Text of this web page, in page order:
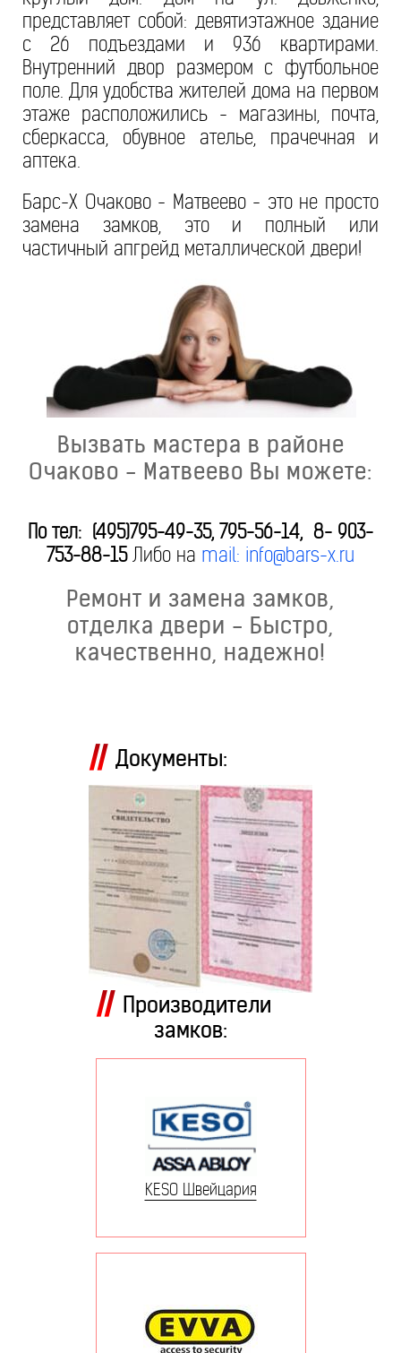
представляет собой: девятиэтажное здание
с 26 подъездами и 936 квартирами.
Внутренний двор размером с футбольное
поле. Для удобства жителей дома на первом
этаже расположились - магазины, почта,
сберкасса, обувное ателье, прачечная и
аптека.
Барс-Х Очаково - Матвеево - это не просто
замена замков, это и полный или
частичный апгрейд металлической двери!
Вызвать мастера в районе
Очаково - Матвеево Вы можете:
По тел: (495)795-49-35, 795-56-14, 8- 903-
753-88-15Либо на mail: info@bars-x.ru
Ремонт и замена замков,
отделка двери - Быстро,
качественно, надежно!
Документы:
Производители
замков:
KESO Швейцария